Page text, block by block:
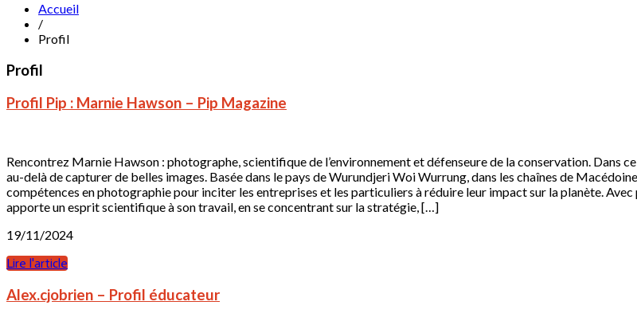
Accueil
/
Profil
Profil
Profil Pip : Marnie Hawson – Pip Magazine
Rencontrez Marnie Hawson : photographe, scientifique de l’environnement et défenseure de la conservation. Dans
au-delà de capturer de belles images. Basée dans le pays de Wurundjeri Woi Wurrung, dans les chaînes de
compétences en photographie pour inciter les entreprises et les particuliers à réduire leur impact sur la planète. Avec
apporte un esprit scientifique à son travail, en se concentrant sur la stratégie, […]
19/11/2024
Lire l'article
Alex.cjobrien – Profil éducateur